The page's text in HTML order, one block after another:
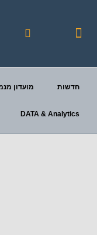
חדשות מועדון
DATA & Analytics